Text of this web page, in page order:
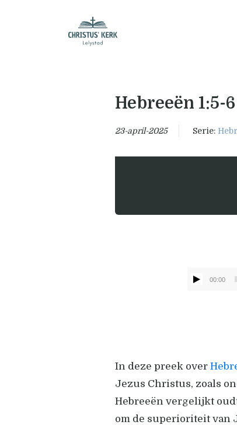
Hebreeën 1:5-
23-april-2025 Serie:
00:00
In deze preek over
Jezus Christus, zoals
Hebreeën vergelijkt
om de superioriteit van